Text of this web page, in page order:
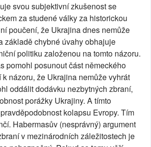
svou subjektivní zkušenost se
za studené války za historickou
poučení, že Ukrajina dnes nemůže
základě chybné úvahy obhajuje
politiku založenou na tomto názoru.
pomohl posunout část německého
názoru, že Ukrajina nemůže vyhrát
oddálit dodávku nezbytných zbraní,
porážky Ukrajiny. A tímto
kolapsu Evropy. Tím
Habermasův (nesprávný) argument
v mezinárodních záležitostech je